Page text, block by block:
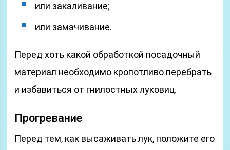
или закаливание;
или замачивание.
Перед хоть какой обработкой посадочный
материал необходимо кропотливо перебрать
и избавиться от гнилостных луковиц.
Прогревание
Перед тем, как высаживать лук, положите его